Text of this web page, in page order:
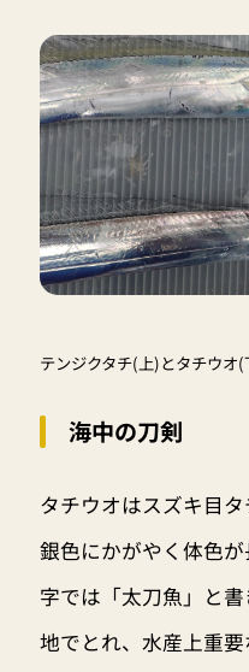
テンジクタチ(上)とタチウオ(
海中の刀剣
タチウオはスズキ目
銀色にかがやく体色
字では「太刀魚」と
地でとれ、水産上重